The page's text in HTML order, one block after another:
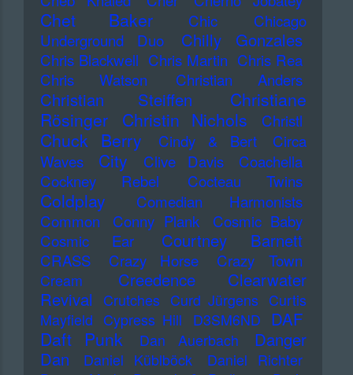
Chet Baker Chic
Chicago
Underground Duo
Chilly Gonzales
Chris Blackwell Chris Martin Chris Rea
Chris Watson
Christian Anders
Christian Steiffen
Christiane
Rösinger
Christin Nichols Christl
Chuck Berry Cindy & Bert
Circa
Waves
City Clive Davis
Coachella
Cockney Rebel
Cocteau Twins
Coldplay
Comedian Harmonists
Common
Conny Plank
Cosmic Baby
Cosmic Ear
Courtney Barnett
CRASS Crazy Horse Crazy Town
Cream
Creedence Clearwater
Revival
Crutches Curd Jürgens Curtis
Mayfield Cypress Hill D3SM6ND DAF
Daft Punk Dan Auerbach
Danger
Dan
Daniel Küblböck
Daniel Richter